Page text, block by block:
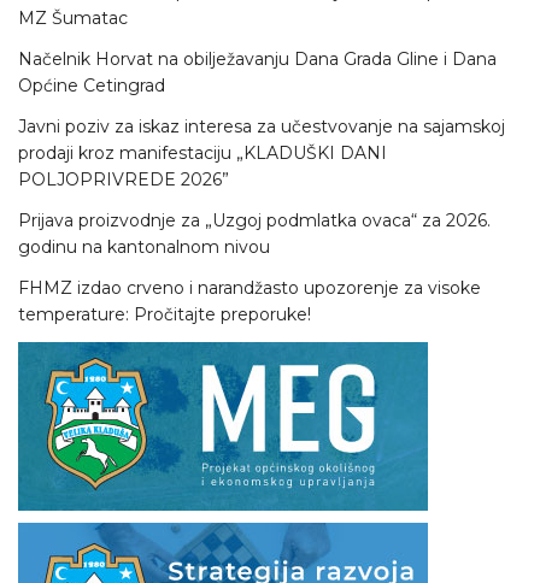
MZ Šumatac
Načelnik Horvat na obilježavanju Dana Grada Gline i Dana
Općine Cetingrad
Javni poziv za iskaz interesa za učestvovanje na sajamskoj
prodaji kroz manifestaciju „KLADUŠKI DANI
POLJOPRIVREDE 2026”
Prijava proizvodnje za „Uzgoj podmlatka ovaca“ za 2026.
godinu na kantonalnom nivou
FHMZ izdao crveno i narandžasto upozorenje za visoke
temperature: Pročitajte preporuke!